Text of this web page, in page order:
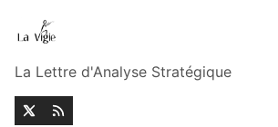
La Lettre d'Analyse Stratégique